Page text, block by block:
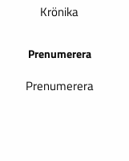
Krönika
Prenumerera
Prenumerera